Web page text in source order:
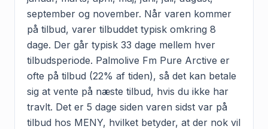
september og november. Når varen kommer
på tilbud, varer tilbuddet typisk omkring 8
dage. Der går typisk 33 dage mellem hver
tilbudsperiode. Palmolive Fm Pure Arctive er
ofte på tilbud (22% af tiden), så det kan betale
sig at vente på næste tilbud, hvis du ikke har
travlt. Det er 5 dage siden varen sidst var på
tilbud hos MENY, hvilket betyder, at der nok vil